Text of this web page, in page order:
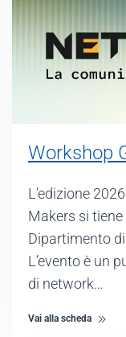
Workshop
L’edizione
Makers si tiene
Dipartimento di
L’evento è un
di network…
Vai alla scheda